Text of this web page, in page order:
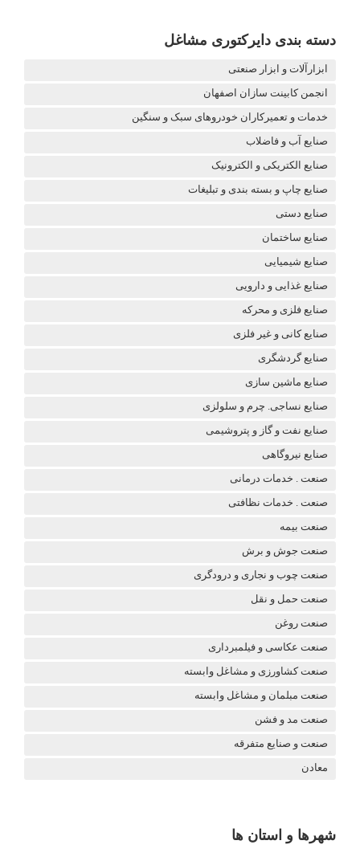
دسته بندی دایرکتوری مشاغل
ابزارآلات و ابزار صنعتی
انجمن کابینت سازان اصفهان
خدمات و تعمیرکاران خودروهای سبک و سنگین
صنایع آب و فاضلاب
صنایع الکتریکی و الکترونیک
صنایع چاپ و بسته بندی و تبلیغات
صنایع دستی
صنایع ساختمان
صنایع شیمیایی
صنایع غذایی و دارویی
صنایع فلزی و محرکه
صنایع کانی و غیر فلزی
صنایع گردشگری
صنایع ماشین سازی
صنایع نساجی. چرم و سلولزی
صنایع نفت و گاز و پتروشیمی
صنایع نیروگاهی
صنعت . خدمات درمانی
صنعت . خدمات نظافتی
صنعت بیمه
صنعت جوش و برش
صنعت چوب و نجاری و درودگری
صنعت حمل و نقل
صنعت روغن
صنعت عکاسی و فیلمبرداری
صنعت کشاورزی و مشاغل وابسته
صنعت مبلمان و مشاغل وابسته
صنعت مد و فشن
صنعت و صنایع متفرقه
معادن
شهرها و استان ها